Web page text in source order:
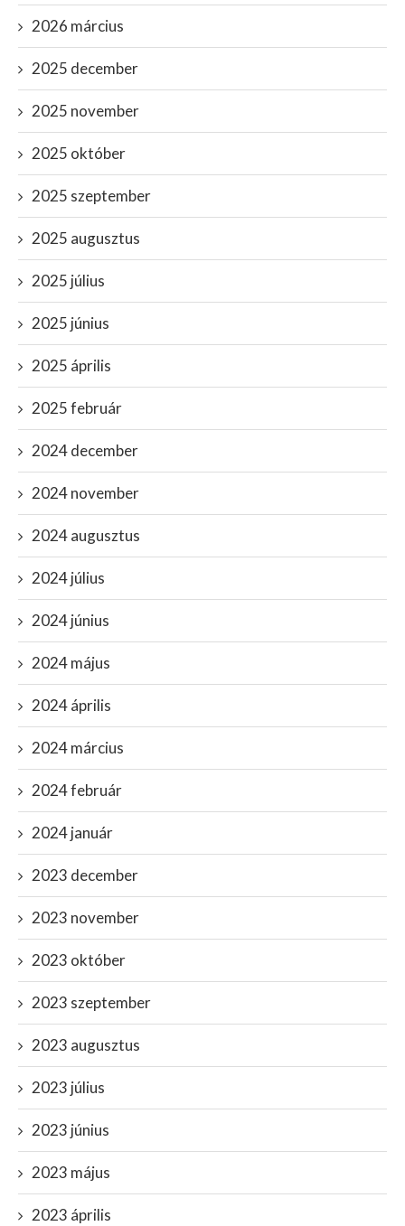
2026 március
2025 december
2025 november
2025 október
2025 szeptember
2025 augusztus
2025 július
2025 június
2025 április
2025 február
2024 december
2024 november
2024 augusztus
2024 július
2024 június
2024 május
2024 április
2024 március
2024 február
2024 január
2023 december
2023 november
2023 október
2023 szeptember
2023 augusztus
2023 július
2023 június
2023 május
2023 április